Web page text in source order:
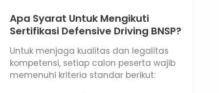
Apa Syarat Untuk Mengikuti
Sertifikasi Defensive Driving BNSP?
Untuk menjaga kualitas dan legalitas
kompetensi, setiap calon peserta wajib
memenuhi kriteria standar berikut: